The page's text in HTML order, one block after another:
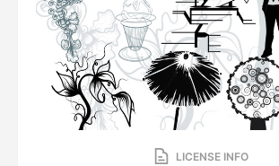
LICENSE INFO